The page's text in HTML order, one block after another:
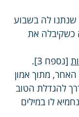
לה בשבוע
כשקיבלה את
[נספח 3].
מתוך אמון
להגדלת הטוב
לו במילים